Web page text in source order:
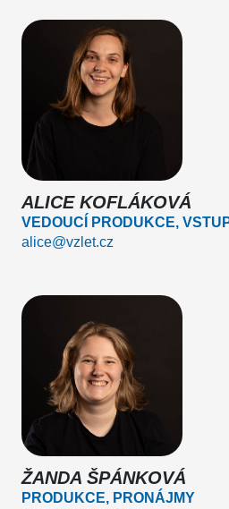
ALICE KOFLÁKOVÁ
VEDOUCÍ PRODUKCE,
alice@vzlet.cz
ŽANDA ŠPÁNKOVÁ
PRODUKCE, PRONÁJMY